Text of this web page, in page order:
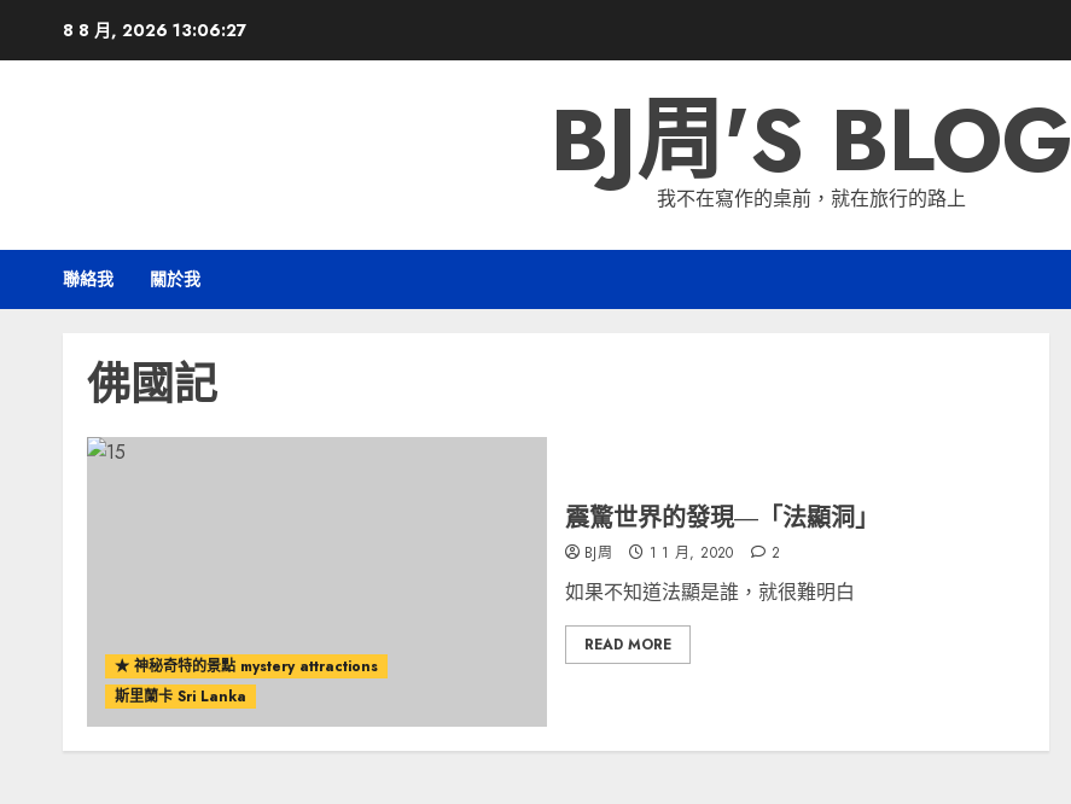
8 8 月, 2026 13:06:27
BJ周'S BLOG
我不在寫作的桌前，就在旅行的路上
聯絡我 關於我
佛國記
★ 神秘奇特的景點 mystery attractions
斯里蘭卡 Sri Lanka
震驚世界的發現—「法顯洞」
BJ周 1 1 月, 2020 2
如果不知道法顯是誰，就很難明白
READ MORE